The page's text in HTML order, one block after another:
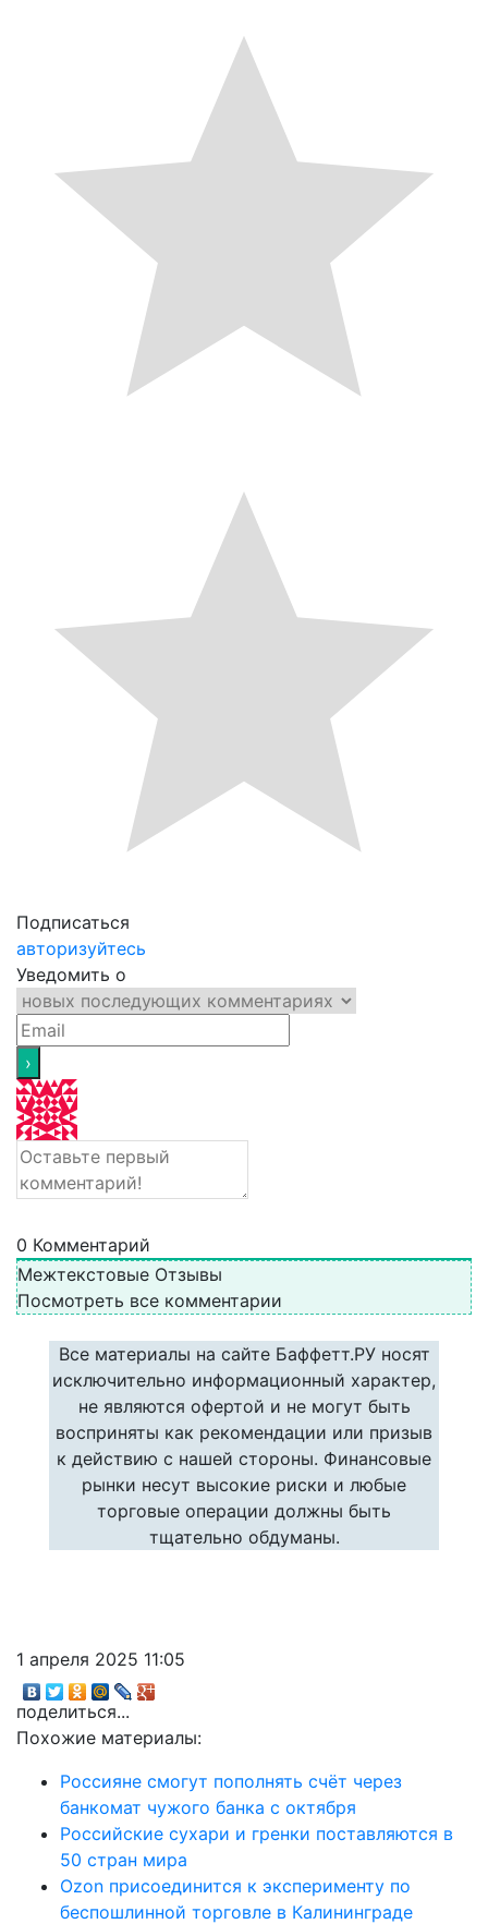
Подписаться
авторизуйтесь
Уведомить о
0 Комментарий
Межтекстовые Отзывы
Посмотреть все комментарии
Все материалы на сайте Баффетт.РУ носят
исключительно информационный характер,
не являются офертой и не могут быть
восприняты как рекомендации или призыв
к действию с нашей стороны. Финансовые
рынки несут высокие риски и любые
торговые операции должны быть
тщательно обдуманы.
1 апреля 2025 11:05
поделиться...
Похожие материалы:
Россияне смогут пополнять счёт через
банкомат чужого банка с октября
Российские сухари и гренки поставляются в
50 стран мира
Ozon присоединится к эксперименту по
беспошлинной торговле в Калининграде